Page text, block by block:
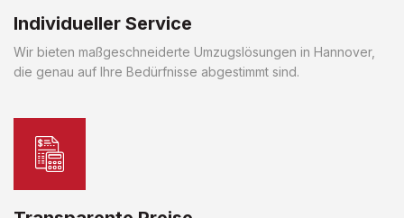
Individueller Service
Wir bieten maßgeschneiderte Umzugslösungen in Hannover,
die genau auf Ihre Bedürfnisse abgestimmt sind.